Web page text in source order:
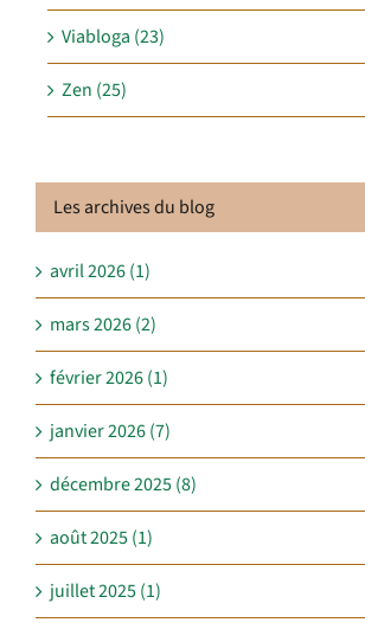
Viabloga (23)
Zen (25)
Les archives du blog
avril 2026 (1)
mars 2026 (2)
février 2026 (1)
janvier 2026 (7)
décembre 2025 (8)
août 2025 (1)
juillet 2025 (1)